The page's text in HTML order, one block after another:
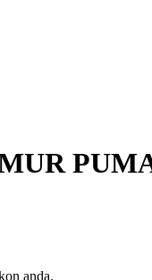
anda.